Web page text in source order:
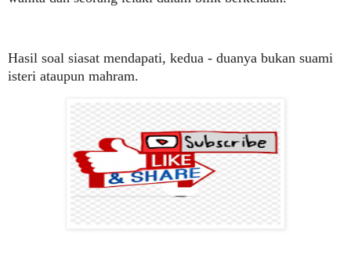
Hasil soal siasat mendapati, kedua - duanya bukan suami
isteri ataupun mahram.